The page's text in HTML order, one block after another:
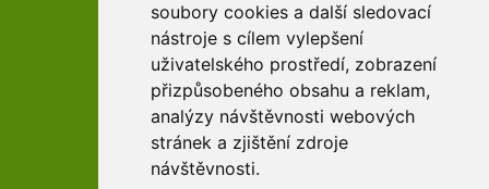
soubory cookies a další sledovací
nástroje s cílem vylepšení
uživatelského prostředí, zobrazení
přizpůsobeného obsahu a reklam,
analýzy návštěvnosti webových
stránek a zjištění zdroje
návštěvnosti.
Youtube kanál arboreta